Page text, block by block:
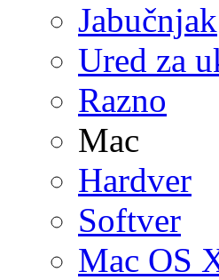
Jabučnjak
Ured za
Razno
Mac
Hardver
Softver
Mac OS